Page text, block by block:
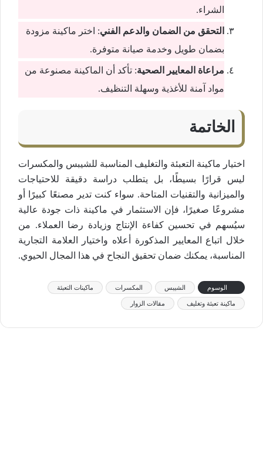
الشراء.
التحقق من الضمان والدعم الفني: اختر ماكينة مزودة
بضمان طويل وخدمة صيانة متوفرة.
مراعاة المعايير الصحية: تأكد أن الماكينة مصنوعة من
مواد آمنة للأغذية وسهلة التنظيف.
الخاتمة
اختيار ماكينة التعبئة والتغليف المناسبة للشيبس والمكسرات
ليس قرارًا بسيطًا، بل يتطلب دراسة دقيقة للاحتياجات
والميزانية والتقنيات المتاحة. سواء كنت تدير مصنعًا كبيرًا أو
مشروعًا صغيرًا، فإن الاستثمار في ماكينة ذات جودة عالية
سيُسهم في تحسين كفاءة الإنتاج وزيادة رضا العملاء. من
خلال اتباع المعايير المذكورة أعلاه واختيار العلامة التجارية
المناسبة، يمكنك ضمان تحقيق النجاح في هذا المجال الحيوي.
الوسوم الشيبس المكسرات ماكينات التعبئة
ماكينة تعبئة وتغليف مقالات الزوار